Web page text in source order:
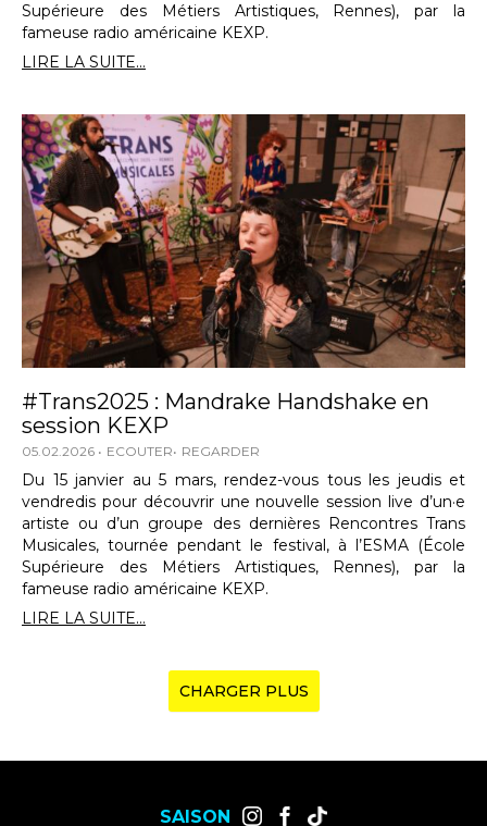
Supérieure des Métiers Artistiques, Rennes), par la
fameuse radio américaine KEXP.
LIRE LA SUITE...
#Trans2025 : Mandrake Handshake en
session KEXP
05.02.2026 ECOUTER REGARDER
Du 15 janvier au 5 mars, rendez-vous tous les jeudis et
vendredis pour découvrir une nouvelle session live d’un·e
artiste ou d’un groupe des dernières Rencontres Trans
Musicales, tournée pendant le festival, à l’ESMA (École
Supérieure des Métiers Artistiques, Rennes), par la
fameuse radio américaine KEXP.
LIRE LA SUITE...
CHARGER PLUS
SAISON